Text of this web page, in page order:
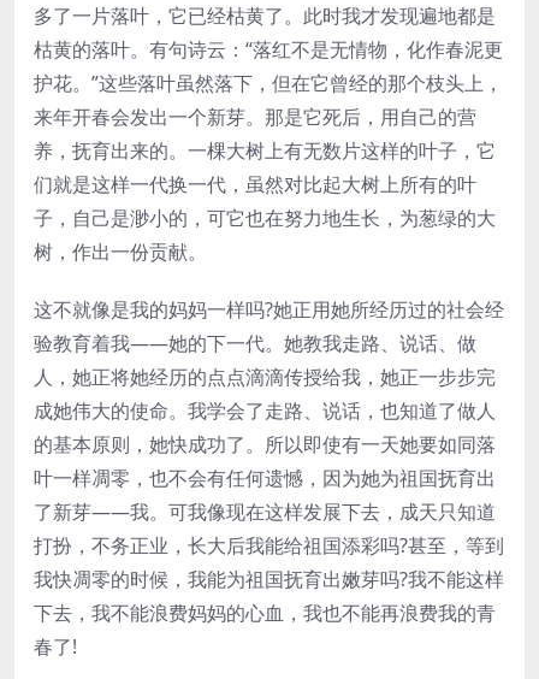
多了一片落叶，它已经枯黄了。此时我才发现遍地都是
枯黄的落叶。有句诗云：“落红不是无情物，化作春泥更
护花。”这些落叶虽然落下，但在它曾经的那个枝头上，
来年开春会发出一个新芽。那是它死后，用自己的营
养，抚育出来的。一棵大树上有无数片这样的叶子，它
们就是这样一代换一代，虽然对比起大树上所有的叶
子，自己是渺小的，可它也在努力地生长，为葱绿的大
树，作出一份贡献。
这不就像是我的妈妈一样吗?她正用她所经历过的社会经
验教育着我——她的下一代。她教我走路、说话、做
人，她正将她经历的点点滴滴传授给我，她正一步步完
成她伟大的使命。我学会了走路、说话，也知道了做人
的基本原则，她快成功了。所以即使有一天她要如同落
叶一样凋零，也不会有任何遗憾，因为她为祖国抚育出
了新芽——我。可我像现在这样发展下去，成天只知道
打扮，不务正业，长大后我能给祖国添彩吗?甚至，等到
我快凋零的时候，我能为祖国抚育出嫩芽吗?我不能这样
下去，我不能浪费妈妈的心血，我也不能再浪费我的青
春了!